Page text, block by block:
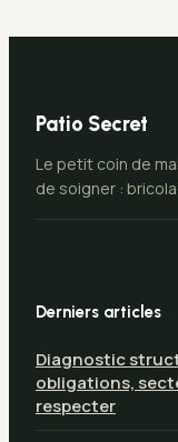
Patio Secret
Le petit coin de
de soigner :
Derniers articles
Diagnostic
obligations,
respecter